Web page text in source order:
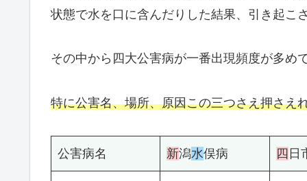
状態で水を口に含んだりした結果、引き起こ
その中から四大公害病が一番出現頻度が多めで
特に公害名、場所、原因この三つさえ押さえ
公害病名 新潟水俣病 四 日